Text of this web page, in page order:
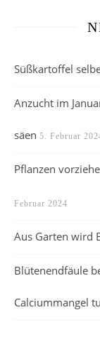
Süßkartoffel
Anzucht im
säen 5. Februar
Pflanzen
Februar 2024
Aus Garten wird
Blütenendfäule
Calciummangel